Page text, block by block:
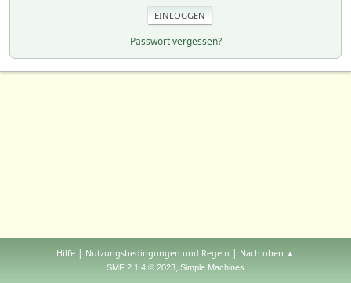
Passwort vergessen?
Hilfe | Nutzungsbedingungen und Regeln | Nach oben ▲
SMF 2.1.4 © 2023, Simple Machines